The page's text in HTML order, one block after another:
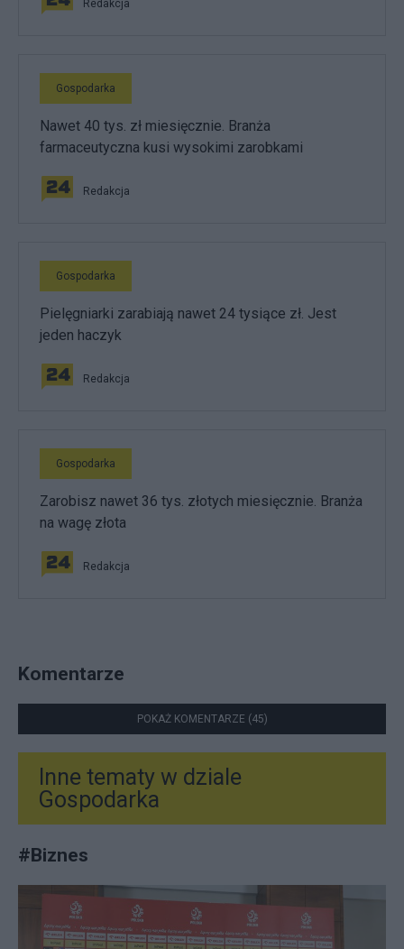
Redakcja
Gospodarka
Nawet 40 tys. zł miesięcznie. Branża
farmaceutyczna kusi wysokimi zarobkami
Redakcja
Gospodarka
Pielęgniarki zarabiają nawet 24 tysiące zł. Jest
jeden haczyk
Redakcja
Gospodarka
Zarobisz nawet 36 tys. złotych miesięcznie. Branża
na wagę złota
Redakcja
Komentarze
POKAŻ KOMENTARZE (45)
Inne tematy w dziale
Gospodarka
#Biznes